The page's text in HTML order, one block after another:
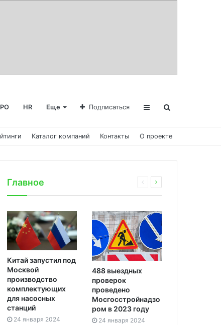
HR Еще Подписаться
Каталог компаний Контакты О проекте
Главное
Китай запустил под
Москвой
производство
комплектующих
для насосных
станций
24 января 2024
488 выездных
проверок
проведено
Мосгосстройнадзо
ром в 2023 году
24 января 2024